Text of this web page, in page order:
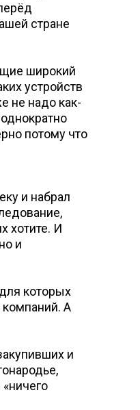
стране
широкий
устройств
не надо как-
потому что
и набрал
хотите. И
и
которых
А
и